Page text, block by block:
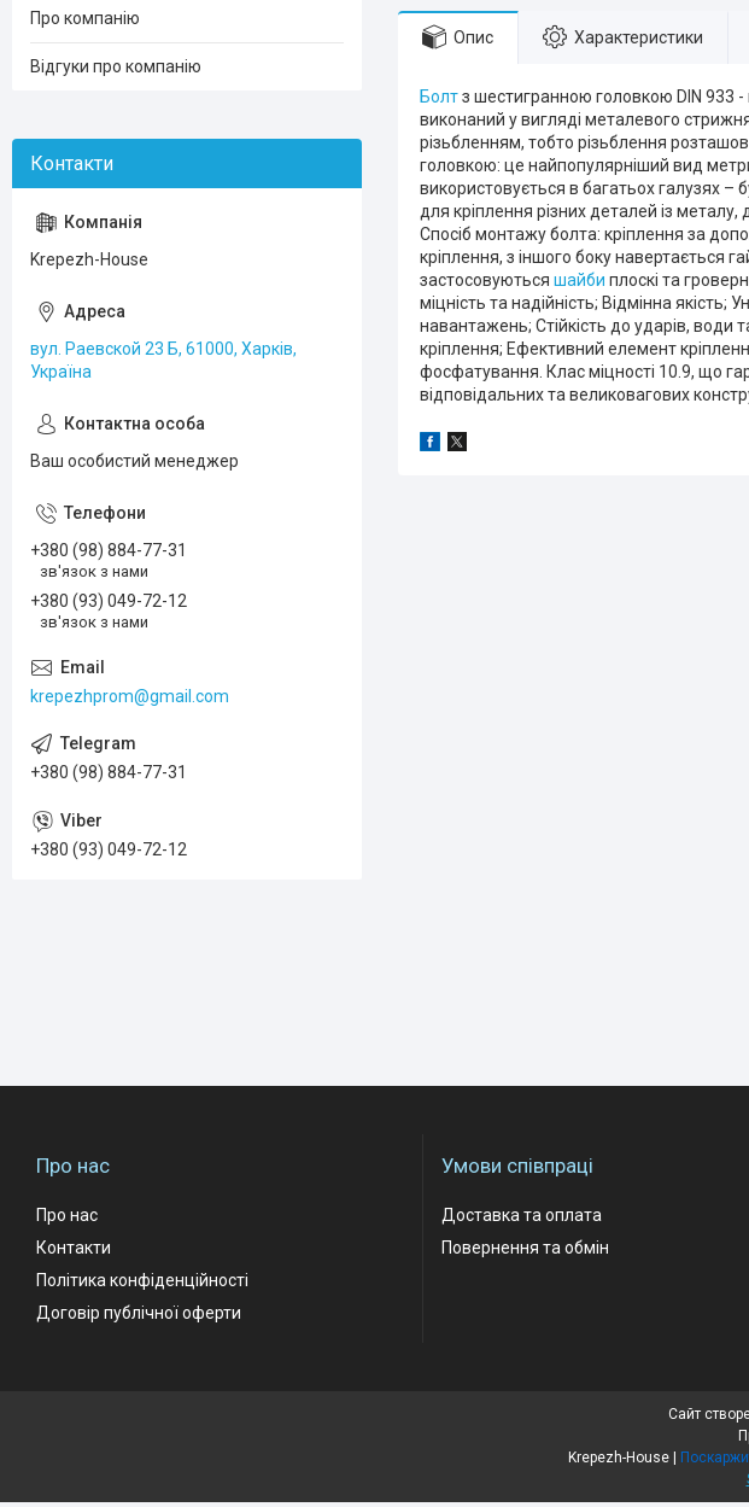
Опис Характеристики
Болтз шестигранною головкою DIN 933 -
виконаний у вигляді металевого
різьбленням, тобто різьблення
головкою: це найпопулярніший вид
використовується в багатьох галузях
для кріплення різних деталей із
Спосіб монтажу болта: кріплення за
кріплення, з іншого боку навертається
застосовуються шайби плоскі та
міцність та надійність; Відмінна якість;
навантажень; Стійкість до ударів, води
кріплення; Ефективний елемент
фосфатування. Клас міцності 10.9, що
відповідальних та великовагових
Про компанію
Відгуки про компанію
Krepezh-House
вул. Раевской 23 Б, 61000, Харків,
Україна
Ваш особистий менеджер
+380 (98) 884-77-31
зв'язок з нами
+380 (93) 049-72-12
зв'язок з нами
krepezhprom@gmail.com
+380 (98) 884-77-31
+380 (93) 049-72-12
Про нас
Про нас
Контакти
Політика конфіденційності
Договір публічної оферти
Умови співпраці
Доставка та оплата
Повернення та обмін
Сайт
Krepezh-House |